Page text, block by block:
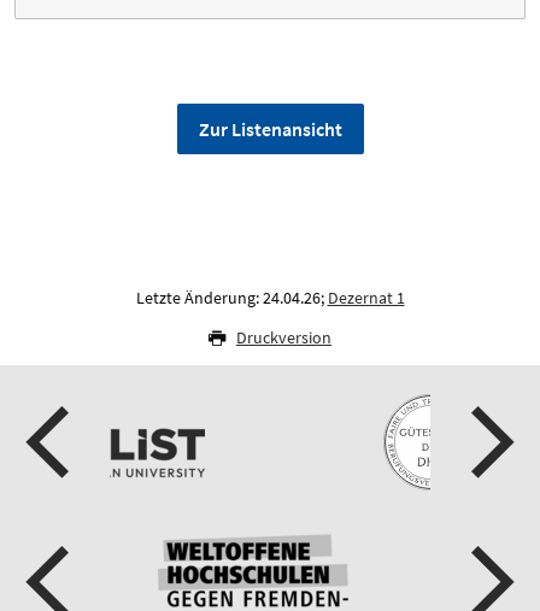
Zur Listenansicht
Letzte Änderung: 24.04.26; Dezernat 1
Druckversion